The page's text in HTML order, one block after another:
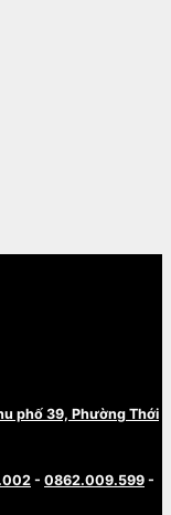
phố 39, Phường Thới
- 0862.009.599 -